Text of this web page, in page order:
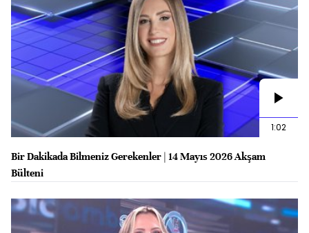
1:02
Bir Dakikada Bilmeniz Gerekenler | 14 Mayıs 2026 Akşam
Bülteni